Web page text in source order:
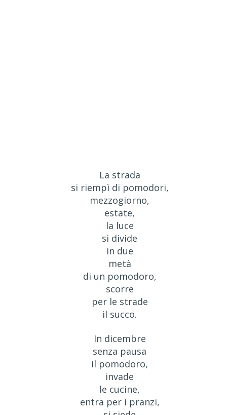
La strada
si riempì di pomodori,
mezzogiorno,
estate,
la luce
si divide
in due
metà
di un pomodoro,
scorre
per le strade
il succo.
In dicembre
senza pausa
il pomodoro,
invade
le cucine,
entra per i pranzi,